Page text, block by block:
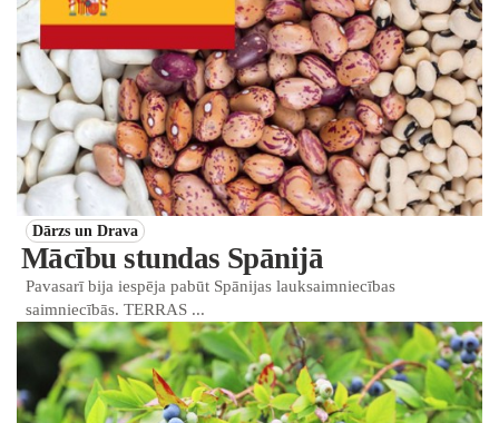
Dārzs un Drava
Mācību stundas Spānijā
Pavasarī bija iespēja pabūt Spānijas lauksaimniecības
saimniecībās. TERRAS ...